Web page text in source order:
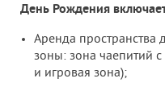
День Рождения
Аренда пространства
зоны: зона чаепитий
и игровая зона);